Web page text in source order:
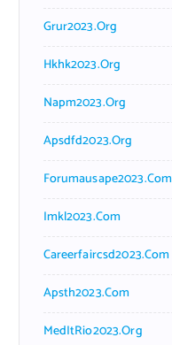
Grur2023.org
Hkhk2023.org
Napm2023.org
Apsdfd2023.org
Forumausape2023.com
Imkl2023.com
Careerfaircsd2023.com
Apsth2023.com
MedItRio2023.org